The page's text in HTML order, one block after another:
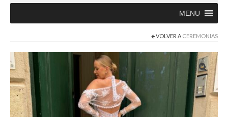
Boutique
Albornoces
MENU
VOLVER A CEREMONIAS